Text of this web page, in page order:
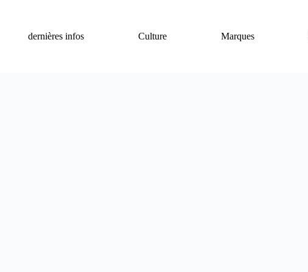
dernières infos
Culture Marques